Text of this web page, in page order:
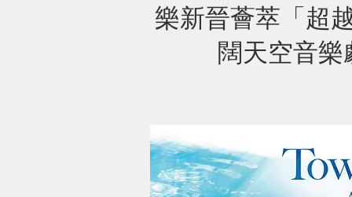
樂新晉薈萃「超
闊天空音樂